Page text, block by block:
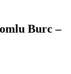
Burc –